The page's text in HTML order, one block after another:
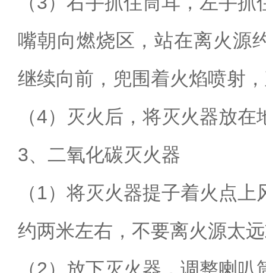
嘴朝向燃烧区，站在离火源
继续向前，兜围着火焰喷射
（4）灭火后 ，将灭火器放
3、二氧化碳灭火器
（1）将灭火器提子着火点上
约两米左右，不要离火源太